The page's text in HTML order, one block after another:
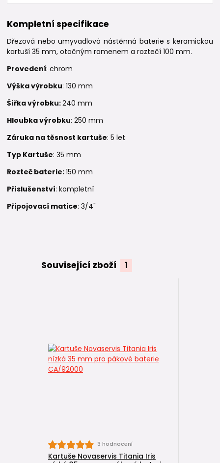
Kompletní specifikace
Dřezová nebo umyvadlová nástěnná baterie s keramickou
kartuší 35 mm, otočným ramenem a roztečí 100 mm.
Provedení: chrom
Výška výrobku: 130 mm
Šířka výrobku:240 mm
Hloubka výrobku: 250 mm
Záruka na těsnost kartuše: 5 let
Typ Kartuše: 35 mm
Rozteč baterie:150 mm
Příslušenství: kompletní
Připojovací matice: 3/4"
Související zboží 1
3 hodnocení
Kartuše Novaservis Titania Iris